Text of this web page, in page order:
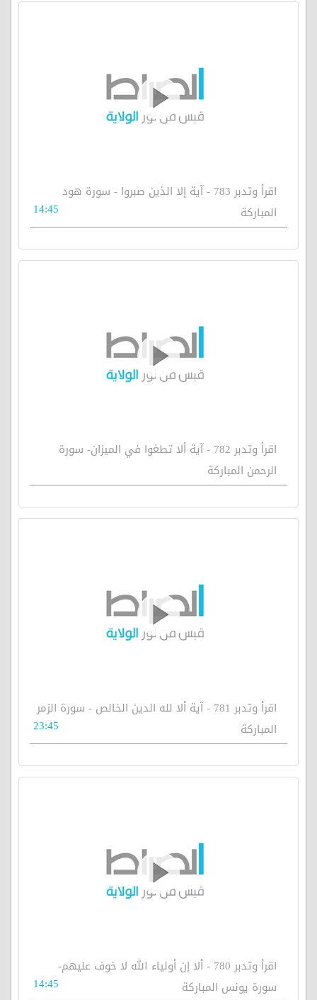
اقرأ وتدبر 783 - آية إلا الذين صبروا - سورة هود
المباركة
14:45
اقرأ وتدبر 782 - آية ألا تطغوا في الميزان- سورة
الرحمن المباركة
اقرأ وتدبر 781 - آية ألا لله الدين الخالص - سورة الزمر
المباركة
23:45
اقرأ وتدبر 780 - ألا إن أولياء الله لا خوف عليهم-
سورة يونس المباركة
14:45